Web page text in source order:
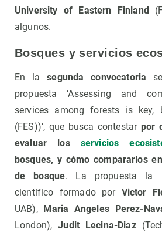
University of Eastern Finland
algunos.
Bosques y servicios
En lasegunda convocatoria
propuesta ‘Assessing and
services among forests is key,
(FES))’, que busca contestar por
evaluar los servicios
bosques, y cómo compararlos
de bosque. La propuesta la
científico formado por Victor
UAB), Maria Angeles Perez-
London),Judit Lecina-Diaz